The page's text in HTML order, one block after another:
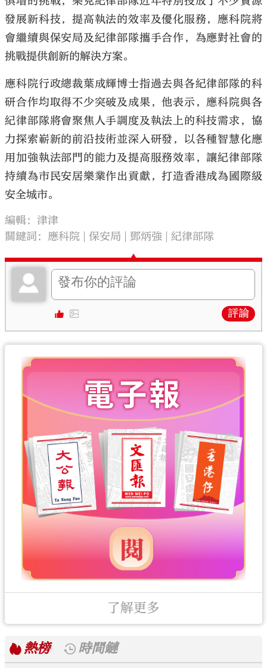
發展新科技，提高執法的效率及優化服務，應科院將
會繼續與保安局及紀律部隊攜手合作，為應對社會的
挑戰提供創新的解決方案。
應科院行政總裁葉成輝博士指過去與各紀律部隊的科
研合作均取得不少突破及成果，他表示，應科院與各
紀律部隊將會聚焦人手調度及執法上的科技需求，協
力探索嶄新的前沿技術並深入研發，以各種智慧化應
用加強執法部門的能力及提高服務效率，讓紀律部隊
持續為市民安居樂業作出貢獻，打造香港成為國際級
安全城市。
編輯：津津
關鍵詞： 應科院 保安局 鄧炳強 紀律部隊
評論
了解更多
熱榜
時間鏈